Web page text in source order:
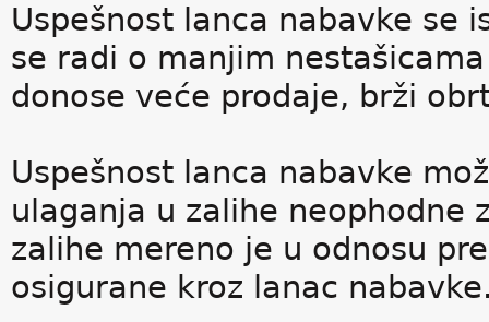
Uspešnost lanca nabavke se
se radi o manjim
donose veće prodaje, brži
Uspešnost lanca nabavke
ulaganja u zalihe neophodne
zalihe mereno je u odnosu
osigurane kroz lanac